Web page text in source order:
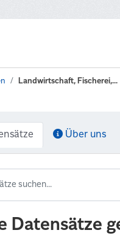
Landwirtschaft, Fischerei,...
Über uns
Datensätze